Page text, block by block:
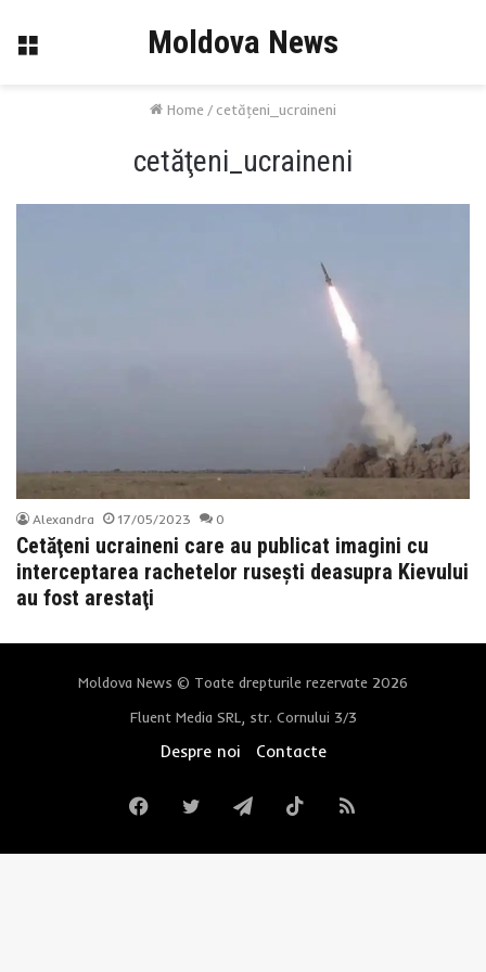
Menu Moldova News
Home / cetăţeni_ucraineni
cetăţeni_ucraineni
Alexandra 17/05/2023 0
Cetăţeni ucraineni care au publicat imagini cu
interceptarea rachetelor ruseşti deasupra Kievului
au fost arestaţi
Moldova News © Toate drepturile rezervate 2026
Fluent Media SRL, str. Cornului 3/3
Despre noi Contacte
FacebookTwitterTelegramTikTokRSS